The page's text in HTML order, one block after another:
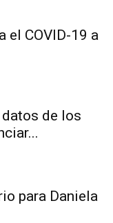
el COVID-19 a
de los
para Daniela